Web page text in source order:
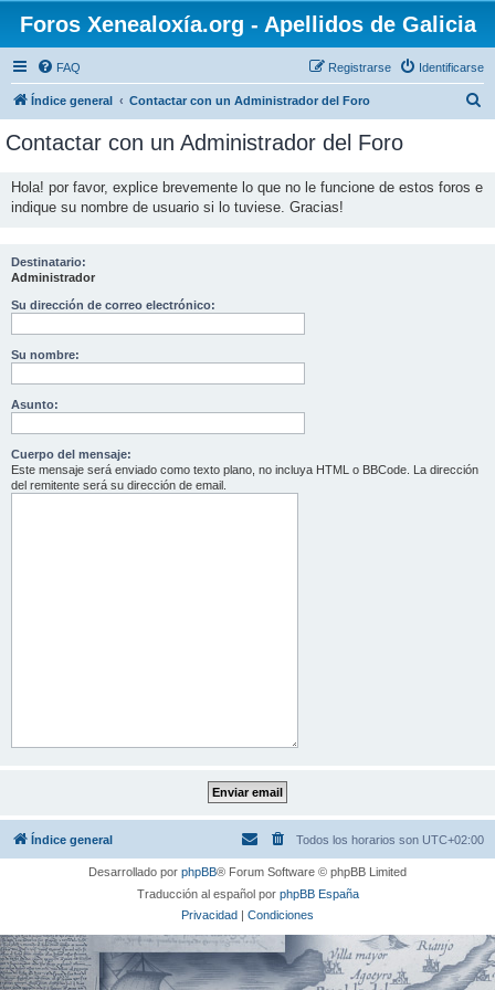
Foros Xenealoxía.org - Apellidos de Galicia
FAQ Identificarse
Registrarse
Índice general Contactar con un Administrador del Foro
Contactar con un Administrador del Foro
Hola! por favor, explice brevemente lo que no le funcione de estos foros e
indique su nombre de usuario si lo tuviese. Gracias!
Destinatario:
Administrador
Su dirección de correo electrónico:
Su nombre:
Asunto:
Cuerpo del mensaje:
Este mensaje será enviado como texto plano, no incluya HTML o BBCode. La dirección
del remitente será su dirección de email.
Índice general Todos los horarios son UTC+02:00
Desarrollado por phpBB® Forum Software © phpBB Limited
Traducción al español por phpBB España
Privacidad | Condiciones